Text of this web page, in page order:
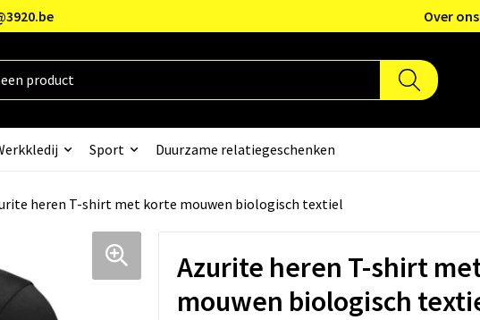
Over ons
Sport Duurzame relatiegeschenken
heren T-shirt met korte mouwen biologisch textiel
Azurite heren T-shirt
mouwen biologisch